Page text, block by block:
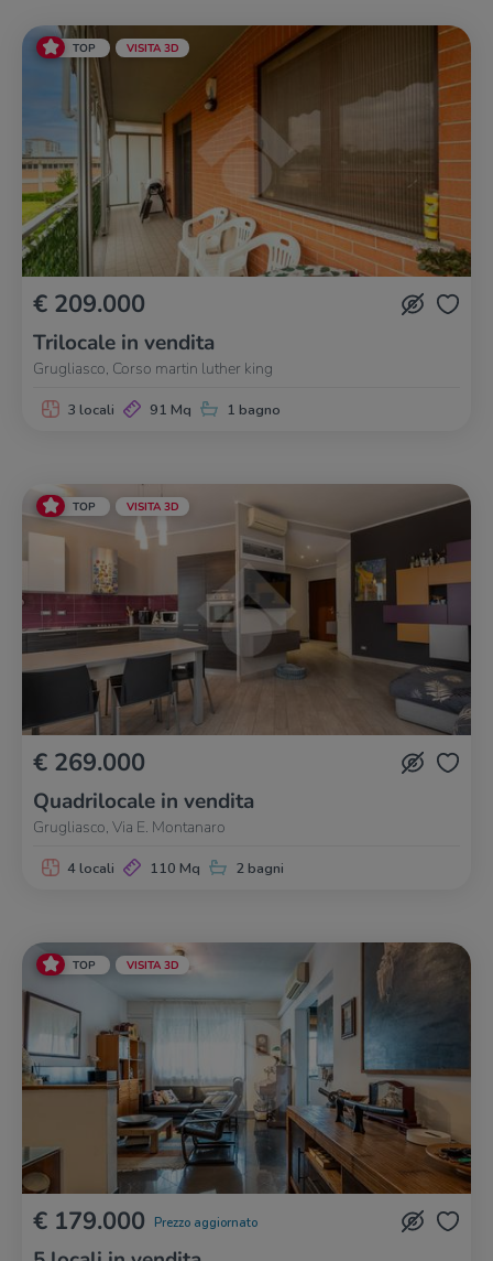
TOP VISITA 3D
€ 209.000
Trilocale in vendita
Grugliasco, Corso martin luther king
3 locali 91 Mq 1 bagno
TOP VISITA 3D
€ 269.000
Quadrilocale in vendita
Grugliasco, Via E. Montanaro
4 locali 110 Mq 2 bagni
TOP VISITA 3D
€ 179.000 Prezzo aggiornato